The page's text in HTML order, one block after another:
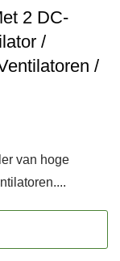
2 DC-
/
/
van hoge